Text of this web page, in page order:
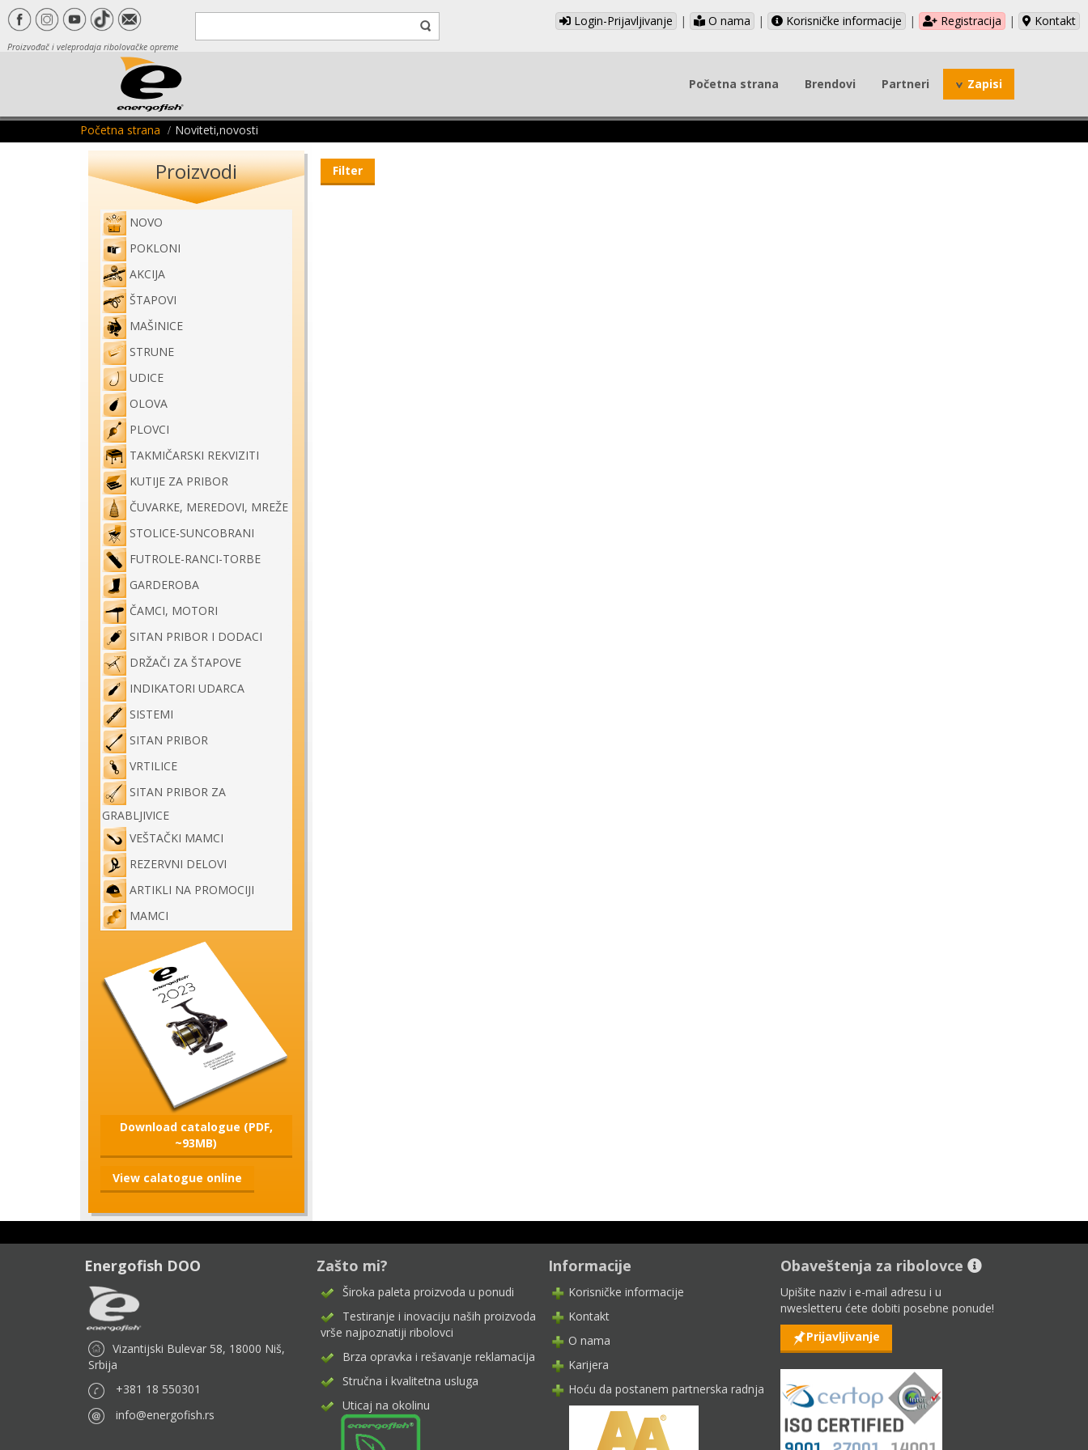
Proizvođač i veleprodaja ribolovačke opreme
Login-Prijavljivanje | O nama | Korisničke informacije | Registracija | Kontakt
Početna strana Brendovi Partneri Zapisi
Početna strana Noviteti,novosti
Proizvodi
NOVO
POKLONI
AKCIJA
ŠTAPOVI
MAŠINICE
STRUNE
UDICE
OLOVA
PLOVCI
TAKMIČARSKI REKVIZITI
KUTIJE ZA PRIBOR
ČUVARKE, MEREDOVI, MREŽE
STOLICE-SUNCOBRANI
FUTROLE-RANCI-TORBE
GARDEROBA
ČAMCI, MOTORI
SITAN PRIBOR I DODACI
DRŽAČI ZA ŠTAPOVE
INDIKATORI UDARCA
SISTEMI
SITAN PRIBOR
VRTILICE
SITAN PRIBOR ZA
GRABLJIVICE
VEŠTAČKI MAMCI
REZERVNI DELOVI
ARTIKLI NA PROMOCIJI
MAMCI
Download catalogue (PDF,
~93MB)
View calatogue online
Filter
Energofish DOO
Vizantijski Bulevar 58, 18000 Niš,
Srbija
+381 18 550301
info@energofish.rs
Zašto mi?
Široka paleta proizvoda u ponudi
Testiranje i inovaciju naših proizvoda
vrše najpoznatiji ribolovci
Brza opravka i rešavanje reklamacija
Stručna i kvalitetna usluga
Uticaj na okolinu
Informacije
Korisničke informacije
Kontakt
O nama
Karijera
Hoću da postanem partnerska radnja
Obaveštenja za ribolovce
Upišite naziv i e-mail adresu i u
nwesletteru ćete dobiti posebne ponude!
Prijavljivanje